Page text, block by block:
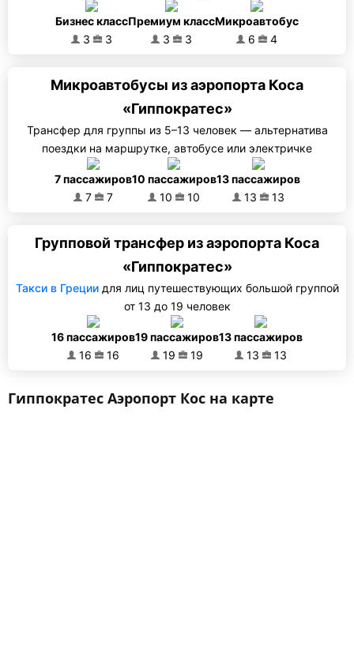
Бизнес класс
3
3
Премиум класс
3
3
Микроавтобус
6
4
Микроавтобусы из аэропорта Коса
«Гиппократес»
Трансфер для группы из 5–13 человек — альтернатива
поездки на маршрутке, автобусе или электричке
7 пассажиров
7
7
10 пассажиров
10
10
13 пассажиров
13
13
Групповой трансфер из аэропорта Коса
«Гиппократес»
Такси в Грециидля лиц путешествующих большой группой
от 13 до 19 человек
16 пассажиров
16
16
19 пассажиров
19
19
13 пассажиров
13
13
Гиппократес Аэропорт Кос на карте